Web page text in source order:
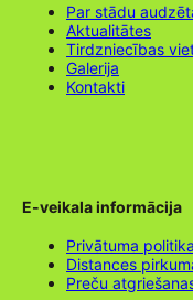
Par stādu
Aktualitātes
Tirdzniecības
Galerija
Kontakti
E-veikala informācija
Privātuma politika
Distances
Preču